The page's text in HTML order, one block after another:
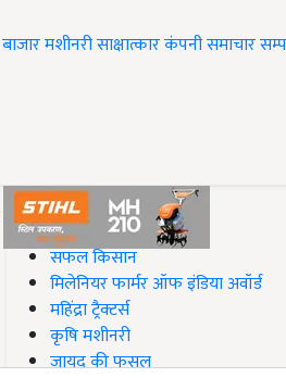
बाजारमशीनरीसाक्षात्कारकंपनी समाचार
#Top on Krishi Jagran
सफल किसान
मिलेनियर फार्मर ऑफ इंडिया अवॉर्ड
महिंद्रा ट्रैक्टर्स
कृषि मशीनरी
जायद की फसल